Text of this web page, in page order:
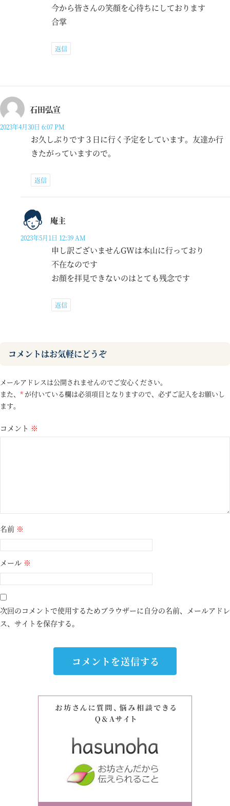
今から皆さんの笑顔を心待ちにしております
合掌
返信
石田弘宣
2023年4月30日 6:07 PM
お久しぶりです３日に行く予定をしています。友達か行
きたがっていますので。
返信
庵主
2023年5月1日 12:39 AM
申し訳ございませんGWは本山に行っており
不在なのです
お顔を拝見できないのはとても残念です
返信
コメントはお気軽にどうぞ
メールアドレスは公開されませんのでご安心ください。
また、 * が付いている欄は必須項目となりますので、必ずご記入をお願いし
ます。
コメント ※
名前 ※
メール ※
次回のコメントで使用するためブラウザーに自分の名前、メールアドレ
ス、サイトを保存する。